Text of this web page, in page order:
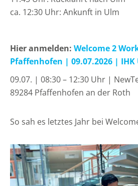
ca. 12:30 Uhr: Ankunft in Ulm
Hier anmelden: Welcome 2
Pfaffenhofen | 09.07.2026 | IHK
09.07. | 08:30 – 12:30 Uhr |
89284 Pfaffenhofen an der Roth
So sah es letztes Jahr bei